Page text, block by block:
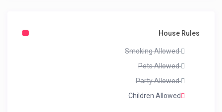
House Rules
Smoking Allowed
Pets Allowed
Party Allowed
Children Allowed